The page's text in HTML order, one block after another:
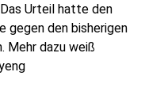
Urteil hatte den
gegen den bisherigen
Mehr dazu weiß